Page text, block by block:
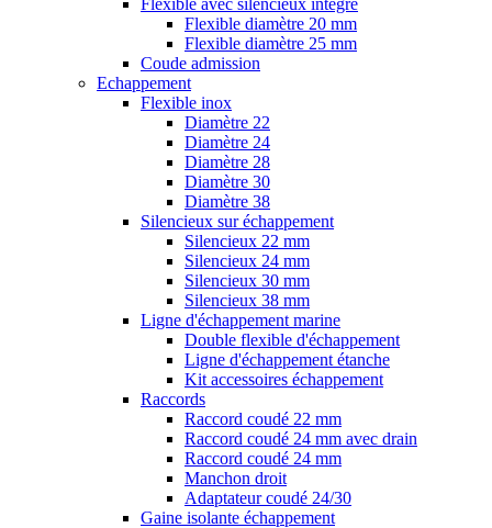
Flexible avec silencieux intégré
Flexible diamètre 20 mm
Flexible diamètre 25 mm
Coude admission
Echappement
Flexible inox
Diamètre 22
Diamètre 24
Diamètre 28
Diamètre 30
Diamètre 38
Silencieux sur échappement
Silencieux 22 mm
Silencieux 24 mm
Silencieux 30 mm
Silencieux 38 mm
Ligne d'échappement marine
Double flexible d'échappement
Ligne d'échappement étanche
Kit accessoires échappement
Raccords
Raccord coudé 22 mm
Raccord coudé 24 mm avec drain
Raccord coudé 24 mm
Manchon droit
Adaptateur coudé 24/30
Gaine isolante échappement